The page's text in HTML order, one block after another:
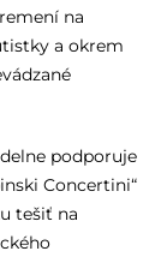
na
a okrem
podporuje
Concertini“
tešiť na